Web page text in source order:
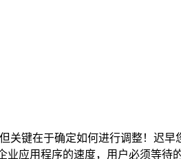
键在于确定如何进行调整！迟
应用程序的速度，用户必须等